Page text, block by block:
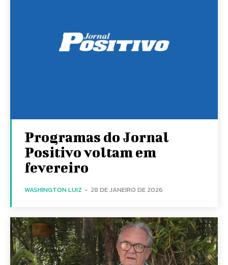
Programas do Jornal
Positivo voltam em
fevereiro
WASHINGTON LUIZ - 28 DE JANEIRO DE 2026